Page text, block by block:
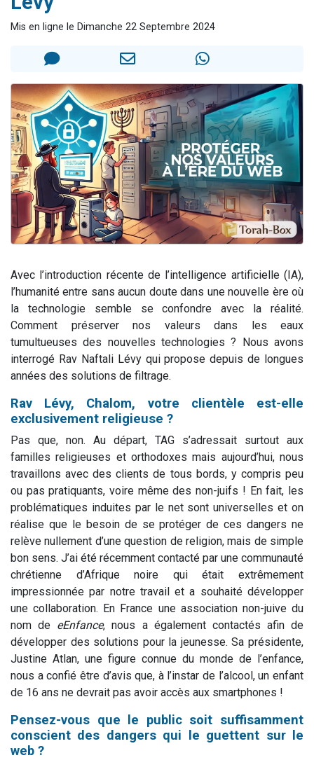
3 personnes viennent de nous rejoindre sur WhatsApp
Mis en ligne le Dimanche 22 Septembre 2024
Avec l’introduction récente de l’intelligence artificielle (IA),
l’humanité entre sans aucun doute dans une nouvelle ère où
la technologie semble se confondre avec la réalité.
Comment préserver nos valeurs dans les eaux
tumultueuses des nouvelles technologies ? Nous avons
interrogé Rav Naftali Lévy qui propose depuis de longues
années des solutions de filtrage.
Rav Lévy, Chalom, votre clientèle est-elle
exclusivement religieuse ?
Pas que, non. Au départ, TAG s’adressait surtout aux
familles religieuses et orthodoxes mais aujourd’hui, nous
travaillons avec des clients de tous bords, y compris peu
ou pas pratiquants, voire même des non-juifs ! En fait, les
problématiques induites par le net sont universelles et on
réalise que le besoin de se protéger de ces dangers ne
relève nullement d’une question de religion, mais de simple
bon sens. J’ai été récemment contacté par une communauté
chrétienne d’Afrique noire qui était extrêmement
impressionnée par notre travail et a souhaité développer
une collaboration. En France une association non-juive du
nom de eEnfance, nous a également contactés afin de
développer des solutions pour la jeunesse. Sa présidente,
Justine Atlan, une figure connue du monde de l’enfance,
nous a confié être d’avis que, à l’instar de l’alcool, un enfant
de 16 ans ne devrait pas avoir accès aux smartphones !
Pensez-vous que le public soit suffisamment
conscient des dangers qui le guettent sur le
web ?